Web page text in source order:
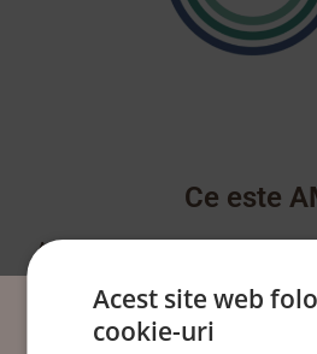
Ce este
AMI continuă în prezent munca
CITEȘTE MAI
Acest site web
cookie-uri